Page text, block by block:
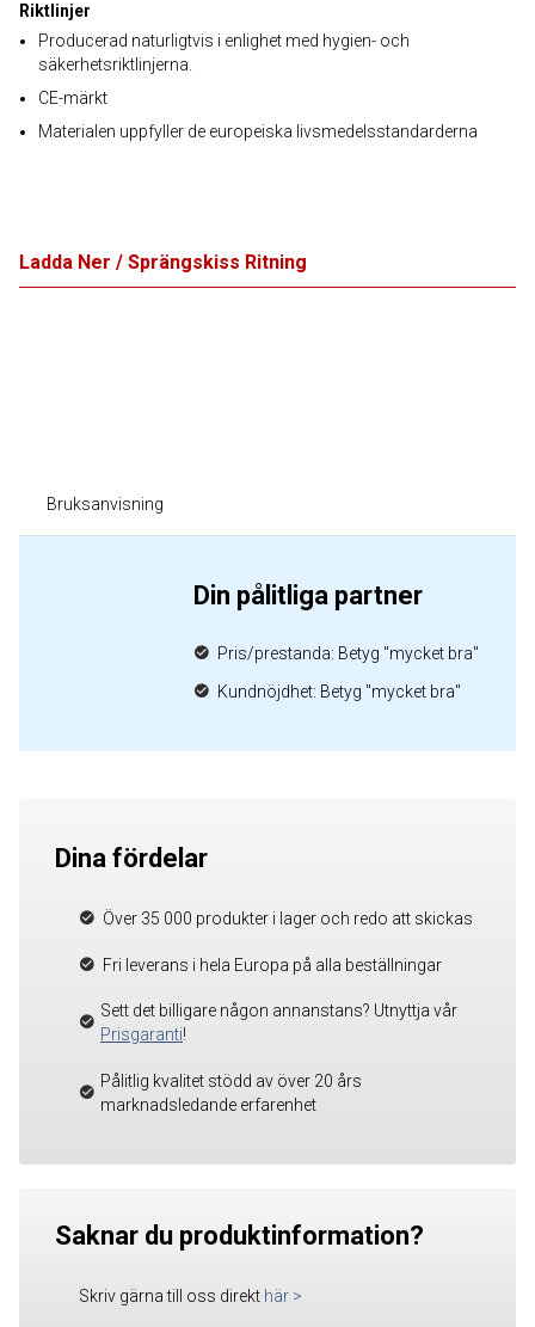
Riktlinjer
Producerad naturligtvis i enlighet med hygien- och
säkerhetsriktlinjerna.
CE-märkt
Materialen uppfyller de europeiska livsmedelsstandarderna
Ladda Ner / Sprängskiss Ritning
Bruksanvisning
Din pålitliga partner
Pris/prestanda: Betyg "mycket bra"
Kundnöjdhet: Betyg "mycket bra"
Dina fördelar
Över 35 000 produkter i lager och redo att skickas
Fri leverans i hela Europa på alla beställningar
Sett det billigare någon annanstans? Utnyttja vår
Prisgaranti!
Pålitlig kvalitet stödd av över 20 års
marknadsledande erfarenhet
Saknar du produktinformation?
Skriv gärna till oss direkt här >